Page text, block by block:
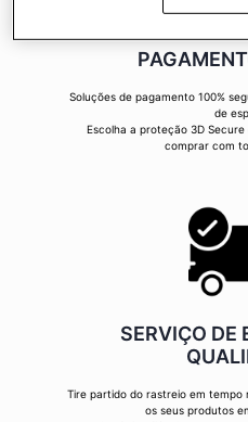
Soluções de pagamento 100%
de
Escolha a proteção 3D
comprar com
SERVIÇO DE
Tire partido do rastreio em tempo
os seus produtos